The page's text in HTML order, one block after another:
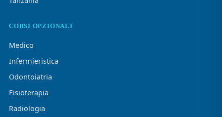
CORSI OPZIONALI
Medico
Infermieristica
Odontoiatria
Fisioterapia
Radiologia